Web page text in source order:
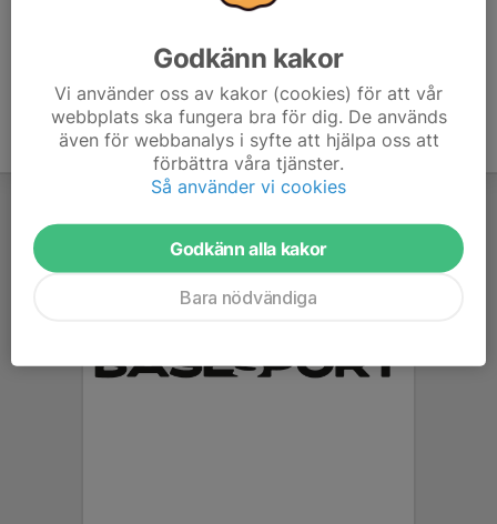
Godkänn kakor
Vi använder oss av kakor (cookies) för att vår
webbplats ska fungera bra för dig. De används
även för webbanalys i syfte att hjälpa oss att
förbättra våra tjänster.
Så använder vi cookies
Godkänn alla kakor
Bara nödvändiga